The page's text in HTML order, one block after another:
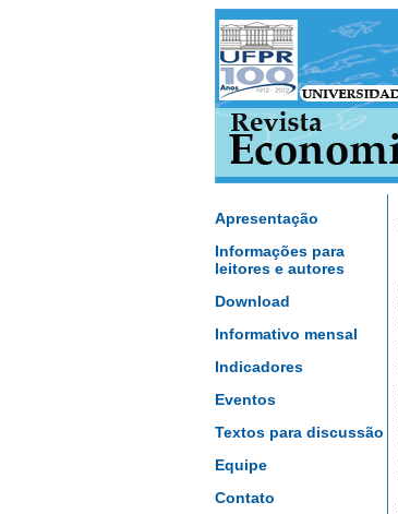
Apresentação
Informações para
leitores e autores
Download
Informativo mensal
Indicadores
Eventos
Textos para discussão
Equipe
Contato